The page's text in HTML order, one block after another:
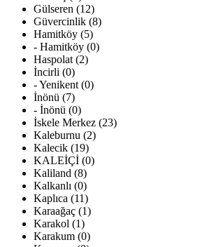
Gülseren (12)
Güvercinlik (8)
Hamitköy (5)
- Hamitköy (0)
Haspolat (2)
İncirli (0)
- Yenikent (0)
İnönü (7)
- İnönü (0)
İskele Merkez (23)
Kaleburnu (2)
Kalecik (19)
KALEİÇİ (0)
Kaliland (8)
Kalkanlı (0)
Kaplıca (11)
Karaağaç (1)
Karakol (1)
Karakum (0)